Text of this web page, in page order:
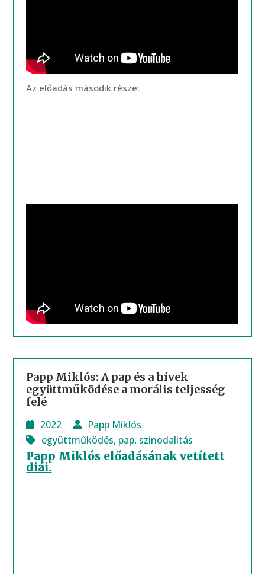
Az előadás második része:
Papp Miklós: A pap és a hívek
együttműködése a morális teljesség
felé
2022
Papp Miklós
együttműködés, pap, szinodalitás
Papp Miklós előadásának vetített
diái.